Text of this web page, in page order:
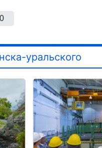
0
уральского